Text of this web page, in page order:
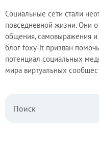
Социальные сети стали
повседневной жизни. Они
общения, самовыражения и
блог foxy-it призван
потенциал социальных
мира виртуальных